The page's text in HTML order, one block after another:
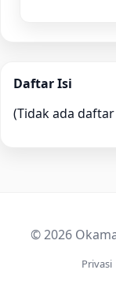
Daftar Isi
(Tidak ada
© 2026
Privasi